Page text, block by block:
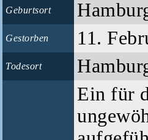
Geburtsort
Gestorben 11.
Todesort
Ein für